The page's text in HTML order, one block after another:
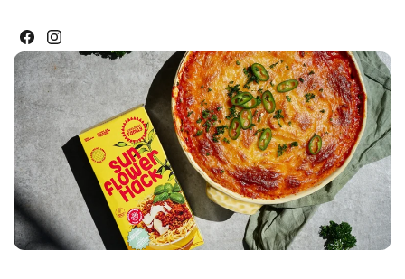
Facebook
Instagram